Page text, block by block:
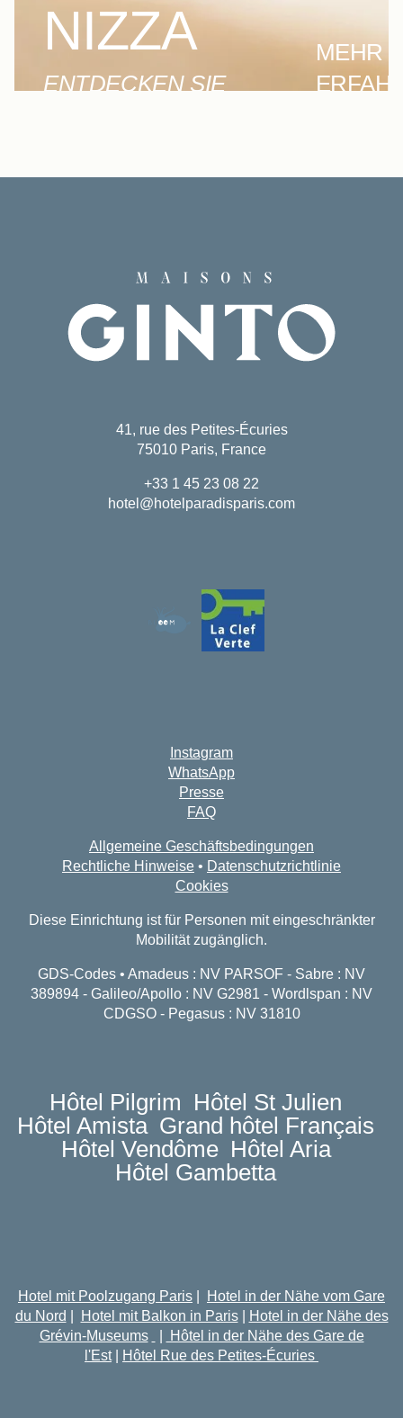
NIZZA
ENTDECKEN SIE
MEHR
Instagram
WhatsApp
Presse
FAQ
Allgemeine Geschäftsbedingungen
Rechtliche Hinweise • Datenschutzrichtlinie
Cookies
Diese Einrichtung ist für Personen mit eingeschränkter
Mobilität zugänglich.
GDS-Codes • Amadeus : NV PARSOF - Sabre : NV
389894 - Galileo/Apollo : NV G2981 - Wordlspan : NV
CDGSO - Pegasus : NV 31810
41, rue des Petites-Écuries
75010 Paris, France
+33 1 45 23 08 22
hotel@hotelparadisparis.com
Hôtel Pilgrim
Hôtel St Julien
Hôtel Amista Grand hôtel Français
Hôtel Vendôme Hôtel Aria
Hôtel Gambetta
Hotel mit Poolzugang Paris
Hotel in der Nähe vom Gare
du Nord
Hotel mit Balkon in Paris|
Hotel in der Nähe des
Grévin-Museums
Hôtel in der Nähe des Gare de
l'Est| Hôtel Rue des Petites-Écuries